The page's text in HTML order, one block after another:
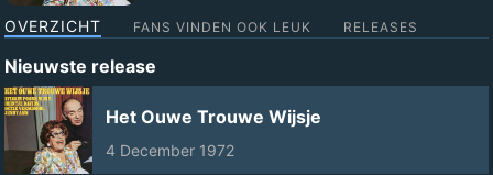
OVERZICHT FANS VINDEN OOK LEUK RELEASES
Nieuwste release
Het Ouwe Trouwe Wijsje
4 December 1972